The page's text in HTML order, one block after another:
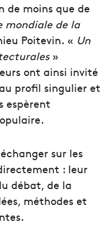
de moins que de
mondiale de la
Poitevin. « Un
»
ont ainsi invité
profil singulier et
espèrent
sur les
: leur
débat, de la
méthodes et